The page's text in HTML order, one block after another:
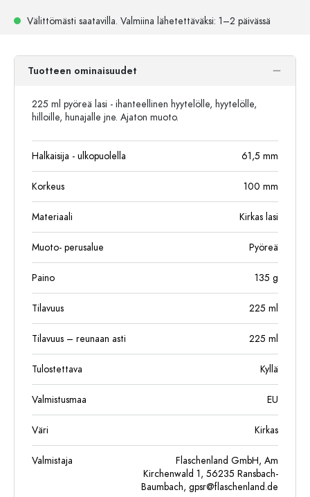
Välittömästi saatavilla. Valmiina lähetettäväksi: 1–2 päivässä
Tuotteen ominaisuudet
225 ml pyöreä lasi - ihanteellinen hyytelölle, hyytelölle,
hilloille, hunajalle jne. Ajaton muoto.
Halkaisija - ulkopuolella 61,5 mm
Korkeus 100 mm
Materiaali Kirkas lasi
Muoto- perusalue Pyöreä
Paino 135 g
Tilavuus 225 ml
Tilavuus – reunaan asti 225 ml
Tulostettava Kyllä
Valmistusmaa EU
Väri Kirkas
Valmistaja
Flaschenland GmbH, Am
Kirchenwald 1, 56235 Ransbach-
Baumbach, gpsr@flaschenland.de